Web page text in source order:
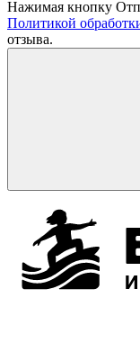
Нажимая кнопку
Политикой
отзыва.